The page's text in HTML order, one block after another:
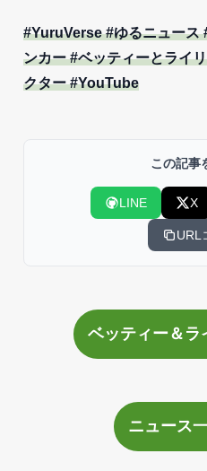
#YuruVerse #ゆるニュース
ンカー #ベッティーとライ
クター #YouTube
この記事
LINE X
URL
ベッティー＆ラ
ニュース